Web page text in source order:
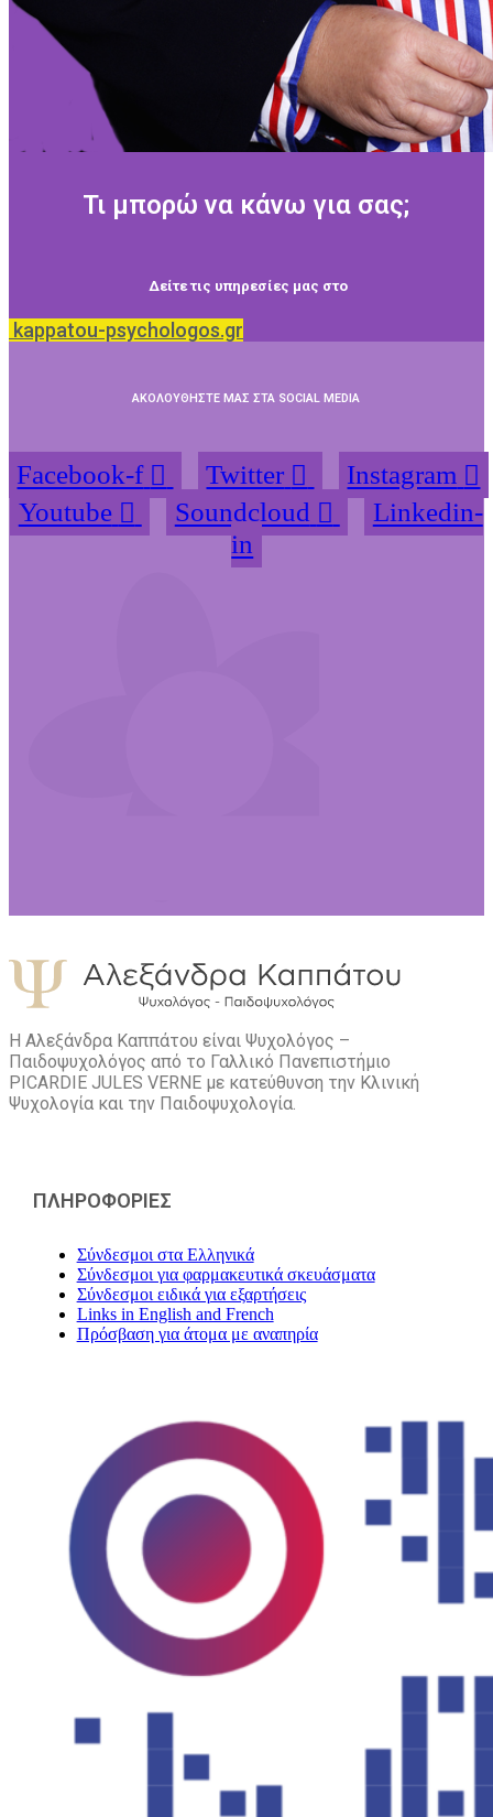
Τι μπορώ να κάνω για σας;
Δείτε τις υπηρεσίες μας στο
kappatou-psychologos.gr
ΑΚΟΛΟΥΘΗΣΤΕ ΜΑΣ ΣΤΑ SOCIAL MEDIA
Facebook-f Twitter
Instagram
Youtube
Soundcloud
Linkedin-
in
Η Αλεξάνδρα Καππάτου είναι Ψυχολόγος –
Παιδοψυχολόγος από το Γαλλικό Πανεπιστήμιο
PICARDIE JULES VERNE με κατεύθυνση την Kλινική
Ψυχολογία και την Παιδοψυχολογία.
ΠΛΗΡΟΦΟΡΙΕΣ
Σύνδεσμοι στα Ελληνικά
Σύνδεσμοι για φαρμακευτικά σκευάσματα
Σύνδεσμοι ειδικά για εξαρτήσεις
Links in English and French
Πρόσβαση για άτομα με αναπηρία